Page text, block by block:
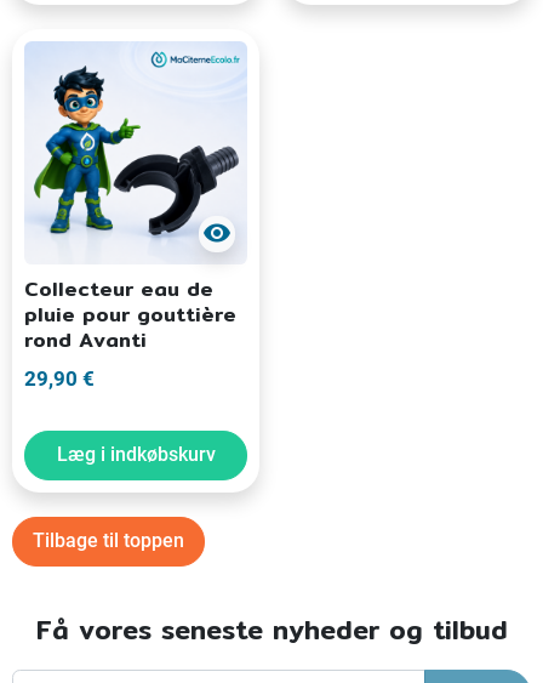
visibility
Collecteur eau de
pluie pour gouttière
rond Avanti
29,90 €
Læg i indkøbskurv
Tilbage til toppen
Få vores seneste nyheder og tilbud